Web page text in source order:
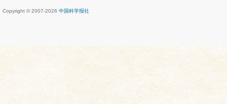
Copyright © 2007-2026 中国科学报社